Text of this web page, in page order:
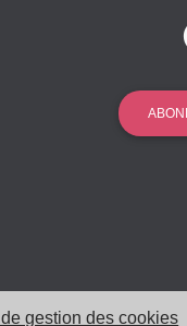
gestion des cookies